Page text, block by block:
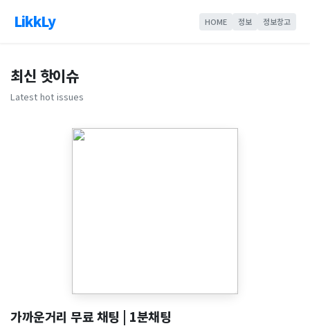
LikkLy HOME 정보 정보창고
최신 핫이슈
Latest hot issues
가까운거리 무료 채팅 | 1분채팅